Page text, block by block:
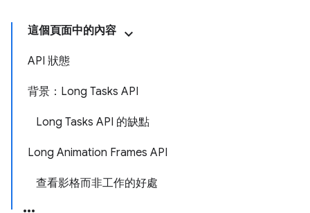
這個頁面中的內容
API 狀態
背景：Long Tasks API
Long Tasks API 的缺點
Long Animation Frames API
查看影格而非工作的好處